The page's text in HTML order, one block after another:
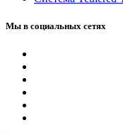
Мы в социальных сетях